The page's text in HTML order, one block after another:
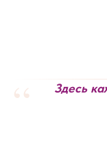
“ Здесь